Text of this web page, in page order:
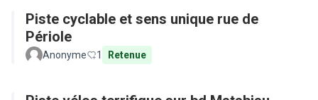
Piste cyclable et sens unique rue de
Périole
Anonyme 1 Retenue